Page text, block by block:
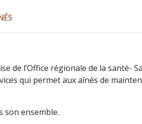
de l’Office régionale de la santé-
qui permet aux aînés de
son ensemble.